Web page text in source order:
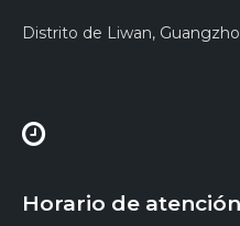
Distrito de Liwan,
Horario de atención